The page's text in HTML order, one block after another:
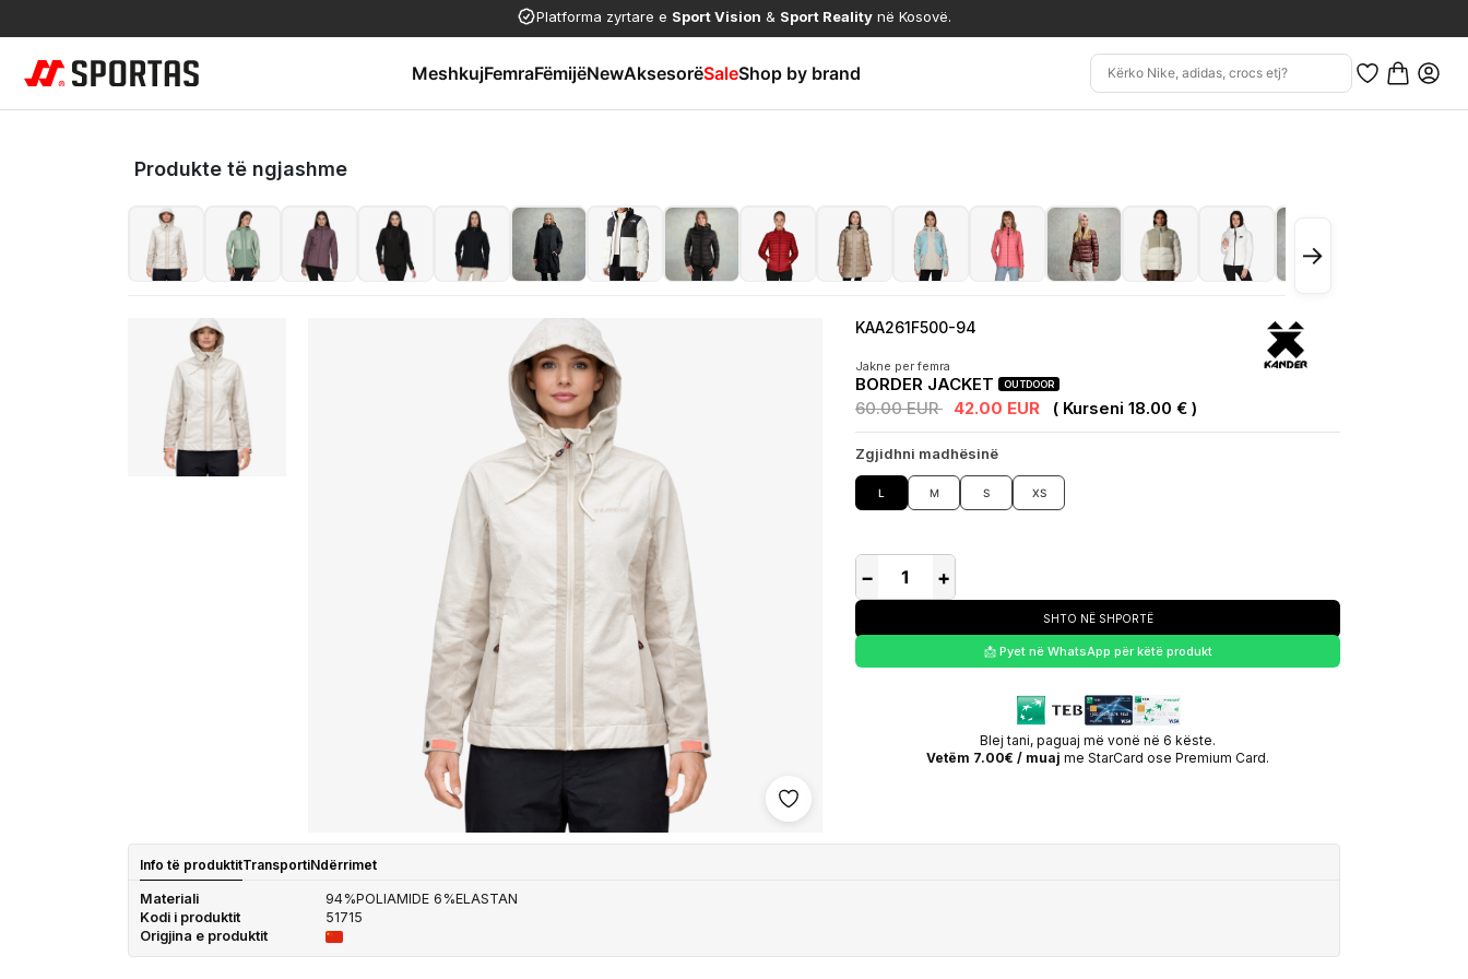
Platforma zyrtare e Sport Vision & Sport Reality në Kosovë.
MeshkujFemraFëmijëNewAksesorëSaleShop by brand
Produkte të ngjashme
→
Shto në wishlist
KAA261F500-94
Jakne per femra
BORDER JACKET OUTDOOR
60.00 EUR 42.00 EUR ( Kurseni 18.00 € )
Zgjidhni madhësinë
L M S XS
− +
SHTO NË SHPORTË
📩 Pyet në WhatsApp për këtë produkt
Blej tani, paguaj më vonë në 6 këste.
Vetëm 7.00€ / muaj me StarCard ose Premium Card.
Info të produktitTransportiNdërrimet
Materiali
94%POLIAMIDE 6%ELASTAN
Kodi i produktit
51715
Origjina e produktit